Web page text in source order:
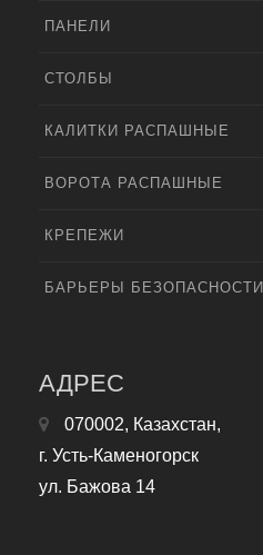
ПАНЕЛИ
СТОЛБЫ
КАЛИТКИ РАСПАШНЫЕ
ВОРОТА РАСПАШНЫЕ
КРЕПЕЖИ
БАРЬЕРЫ БЕЗОПАСНОСТИ
АДРЕС
070002, Казахстан,
г. Усть-Каменогорск
ул. Бажова 14